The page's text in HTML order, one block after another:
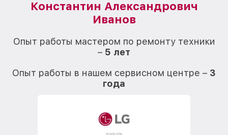
Константин Александрович
Иванов
Опыт работы мастером по ремонту техники
– 5 лет
Опыт работы в нашем сервисном центре – 3
года